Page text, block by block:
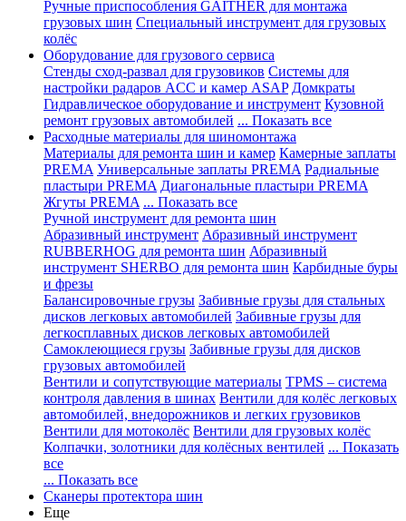
Ручные приспособления GAITHER для монтажа
грузовых шин Специальный инструмент для грузовых
колёс
Оборудование для грузового сервиса
Стенды сход-развал для грузовиков Системы для
настройки радаров ACC и камер ASAP Домкраты
Гидравлическое оборудование и инструмент Кузовной
ремонт грузовых автомобилей ... Показать все
Расходные материалы для шиномонтажа
Материалы для ремонта шин и камер Камерные заплаты
PREMA Универсальные заплаты PREMA Радиальные
пластыри PREMA Диагональные пластыри PREMA
Жгуты PREMA ... Показать все
Ручной инструмент для ремонта шин
Абразивный инструмент Абразивный инструмент
RUBBERHOG для ремонта шин Абразивный
инструмент SHERBO для ремонта шин Карбидные буры
и фрезы
Балансировочные грузы Забивные грузы для стальных
дисков легковых автомобилей Забивные грузы для
легкосплавных дисков легковых автомобилей
Самоклеющиеся грузы Забивные грузы для дисков
грузовых автомобилей
Вентили и сопутствующие материалы TPMS – система
контроля давления в шинах Вентили для колёс легковых
автомобилей, внедорожников и легких грузовиков
Вентили для мотоколёс Вентили для грузовых колёс
Колпачки, золотники для колёсных вентилей ... Показать
все
... Показать все
Сканеры протектора шин
Еще